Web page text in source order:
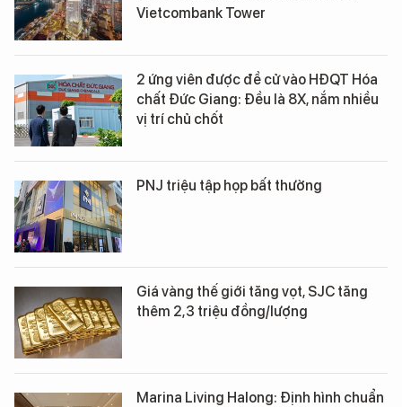
Vietcombank Tower
2 ứng viên được đề cử vào HĐQT Hóa
chất Đức Giang: Đều là 8X, nắm nhiều
vị trí chủ chốt
PNJ triệu tập họp bất thường
Giá vàng thế giới tăng vọt, SJC tăng
thêm 2,3 triệu đồng/lượng
Marina Living Halong: Định hình chuẩn